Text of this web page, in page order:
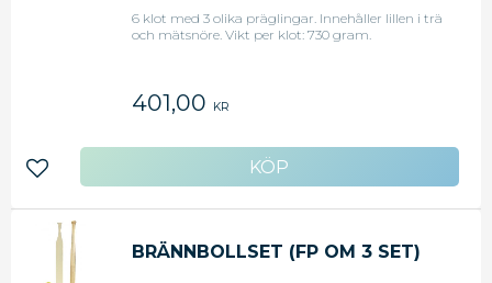
6 klot med 3 olika präglingar. Innehåller lillen i trä
och mätsnöre. Vikt per klot: 730 gram.
401,00 KR
Lägg till i favoriter
BRÄNNBOLLSET (FP OM 3 SET)